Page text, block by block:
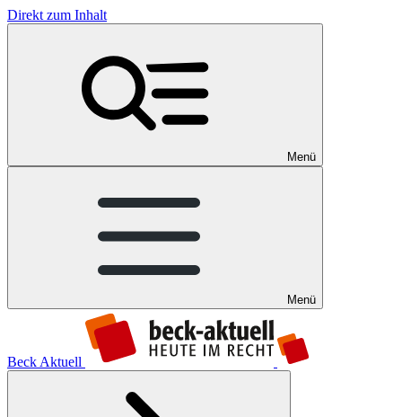
Direkt zum Inhalt
Menü
Menü
Beck Aktuell